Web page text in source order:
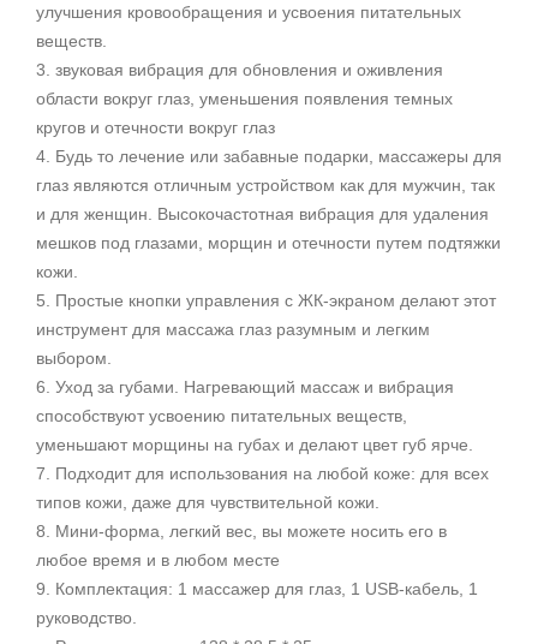
улучшения кровообращения и усвоения питательных
веществ.
3. звуковая вибрация для обновления и оживления
области вокруг глаз, уменьшения появления темных
кругов и отечности вокруг глаз
4. Будь то лечение или забавные подарки, массажеры для
глаз являются отличным устройством как для мужчин, так
и для женщин. Высокочастотная вибрация для удаления
мешков под глазами, морщин и отечности путем подтяжки
кожи.
5. Простые кнопки управления с ЖК-экраном делают этот
инструмент для массажа глаз разумным и легким
выбором.
6. Уход за губами. Нагревающий массаж и вибрация
способствуют усвоению питательных веществ,
уменьшают морщины на губах и делают цвет губ ярче.
7. Подходит для использования на любой коже: для всех
типов кожи, даже для чувствительной кожи.
8. Мини-форма, легкий вес, вы можете носить его в
любое время и в любом месте
9. Комплектация: 1 массажер для глаз, 1 USB-кабель, 1
руководство.